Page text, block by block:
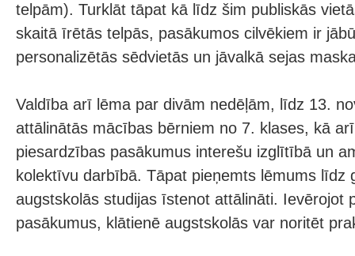
telpām). Turklāt tāpat kā līdz šim publiskās
skaitā īrētās telpās, pasākumos cilvēkiem ir
personalizētās sēdvietās un jāvalkā sejas
Valdība arī lēma par divām nedēļām, līdz 13.
attālinātās mācības bērniem no 7. klases, kā
piesardzības pasākumus interešu izglītībā un
kolektīvu darbībā. Tāpat pieņemts lēmums līdz
augstskolās studijas īstenot attālināti. Ievērojot
pasākumus, klātienē augstskolās var noritēt